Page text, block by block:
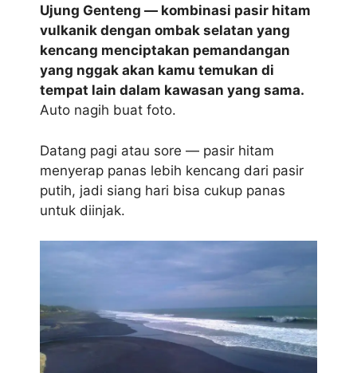
Ujung Genteng — kombinasi pasir hitam
vulkanik dengan ombak selatan yang
kencang menciptakan pemandangan
yang nggak akan kamu temukan di
tempat lain dalam kawasan yang sama.
Auto nagih buat foto.
Datang pagi atau sore — pasir hitam
menyerap panas lebih kencang dari pasir
putih, jadi siang hari bisa cukup panas
untuk diinjak.